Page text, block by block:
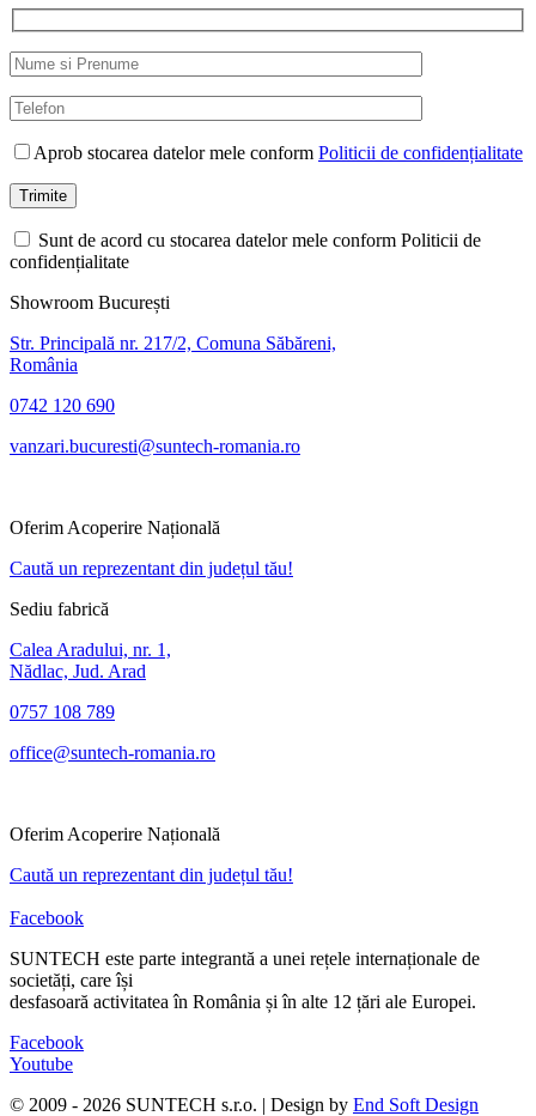
Aprob stocarea datelor mele conform Politicii de confidențialitate
Sunt de acord cu stocarea datelor mele conform Politicii de
confidențialitate
Showroom București
Str. Principală nr. 217/2, Comuna Săbăreni,
România
0742 120 690
vanzari.bucuresti@suntech-romania.ro
Oferim Acoperire Națională
Caută un reprezentant din județul tău!
Sediu fabrică
Calea Aradului, nr. 1,
Nădlac, Jud. Arad
0757 108 789
office@suntech-romania.ro
Oferim Acoperire Națională
Caută un reprezentant din județul tău!
Facebook
SUNTECH este parte integrantă a unei rețele internaționale de
societăți, care își
desfasoară activitatea în România și în alte 12 țări ale Europei.
Facebook
Youtube
© 2009 - 2026 SUNTECH s.r.o. | Design by End Soft Design